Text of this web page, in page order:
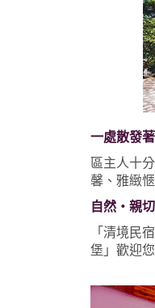
一處散發
區主人十
馨、雅緻
自然‧親
「清境民
堡」歡迎